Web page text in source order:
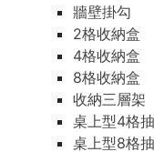
牆壁掛勾
2格收納盒
4格收納盒
8格收納盒
收納三層架
桌上型4格
桌上型8格